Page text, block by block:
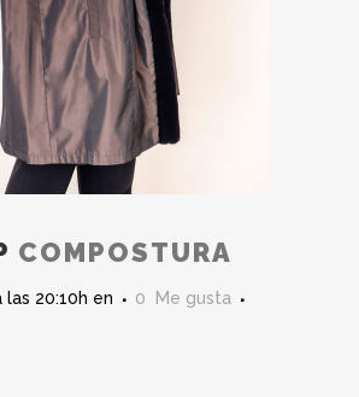
COMPOSTURA
las 20:10h en 0
Me gusta